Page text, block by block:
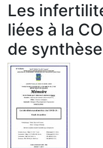
Les
liées à la
de synthèse